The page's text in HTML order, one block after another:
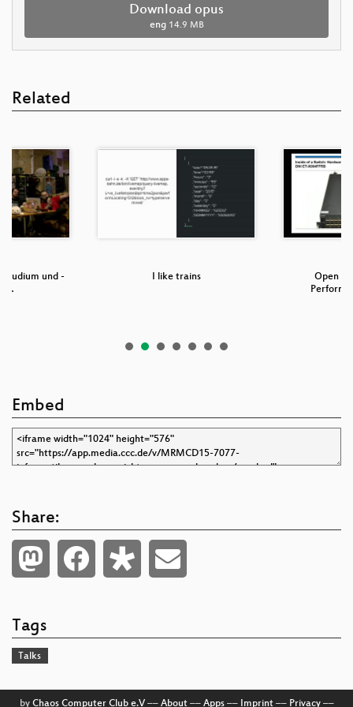
Download opus
eng 14.9 MB
Related
und -
I like trains
Open
Embed
Share:
Tags
Talks
by Chaos Computer Club e.V–– About–– Apps–– Imprint–– Privacy––